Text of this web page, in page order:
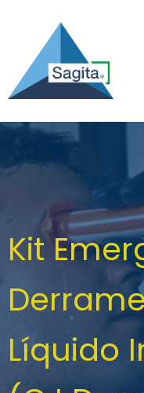
Kit
Líquido